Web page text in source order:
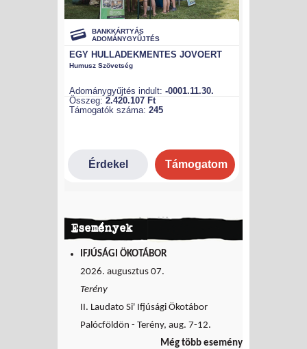
Események
IFJÚSÁGI ÖKOTÁBOR
2026. augusztus 07.
Terény
II. Laudato Si' Ifjúsági Ökotábor
Palócföldön - Terény, aug. 7-12.
Még több esemény